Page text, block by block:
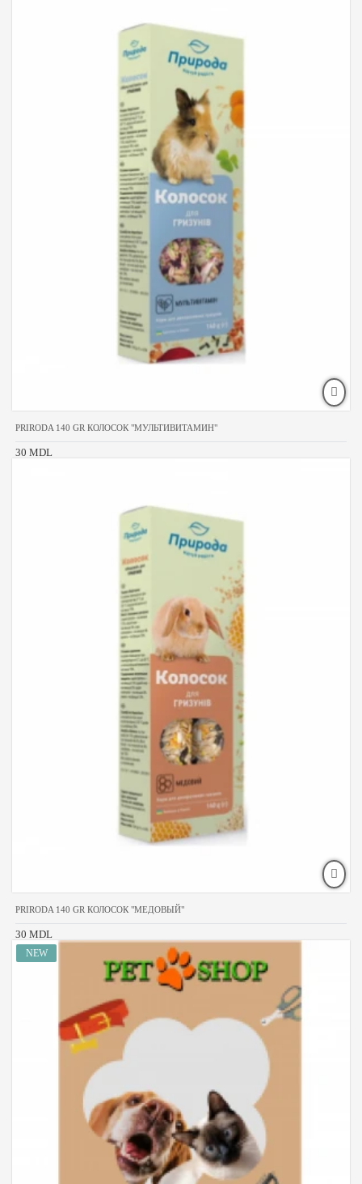
PRIRODA 140 GR КОЛОСОК "МУЛЬТИВИТАМИН"
30 MDL
PRIRODA 140 GR КОЛОСОК "МЕДОВЫЙ"
30 MDL